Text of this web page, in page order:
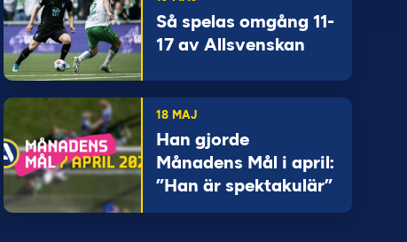
Så spelas omgång 11-
17 av Allsvenskan
18 MAJ
Han gjorde
Månadens Mål i april:
”Han är spektakulär”